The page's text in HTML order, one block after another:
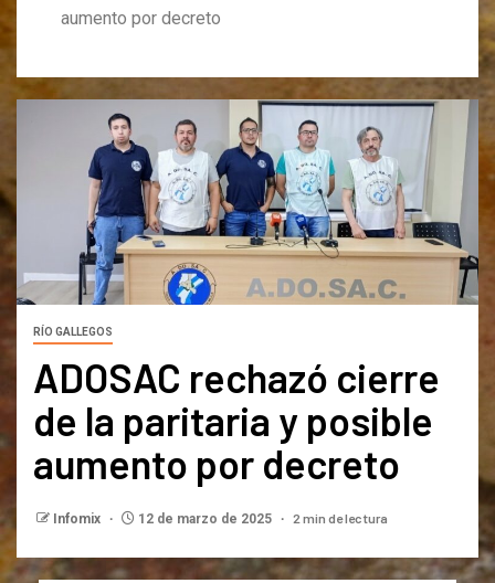
aumento por decreto
RÍO GALLEGOS
ADOSAC rechazó cierre
de la paritaria y posible
aumento por decreto
Infomix 12 de marzo de 2025 2 min de lectura